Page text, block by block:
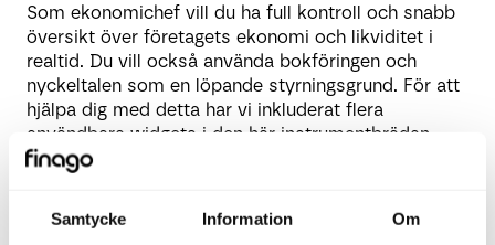
Samtycke Information Om
Som ekonomichef vill du ha full kontroll och snabb
översikt över företagets ekonomi och likviditet i
realtid. Du vill också använda bokföringen och
nyckeltalen som en löpande styrningsgrund. För att
hjälpa dig med detta har vi inkluderat flera
användbara widgets i den här instrumentbrädan.
Dessa inkluderar:
Fakturor att attestera: Ger dig en lista över
bilagor som väntar på godkännande, så att